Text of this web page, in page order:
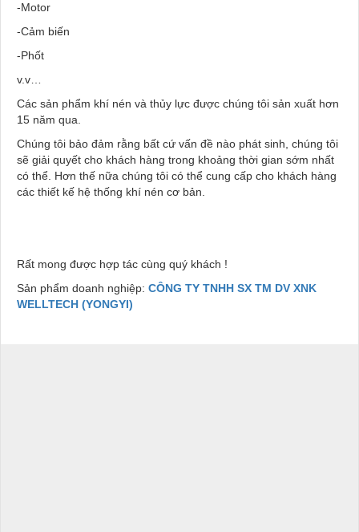
-Motor
-Cảm biến
-Phốt
v.v…
Các sản phẩm khí nén và thủy lực được chúng tôi sản xuất hơn
15 năm qua.
Chúng tôi bảo đảm rằng bất cứ vấn đề nào phát sinh, chúng tôi
sẽ giải quyết cho khách hàng trong khoảng thời gian sớm nhất
có thể. Hơn thế nữa chúng tôi có thể cung cấp cho khách hàng
các thiết kế hệ thống khí nén cơ bản.
Rất mong được hợp tác cùng quý khách !
Sản phẩm doanh nghiệp: CÔNG TY TNHH SX TM DV XNK
WELLTECH (YONGYI)